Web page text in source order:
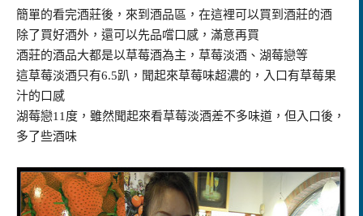
簡單的看完酒莊後，來到酒品區，在這裡可以買到酒莊的酒
除了買好酒外，還可以先品嚐口感，滿意再買
酒莊的酒品大都是以草莓酒為主，草莓淡酒、湖莓戀等
這草莓淡酒只有6.5趴，聞起來草莓味超濃的，入口有草莓果
汁的口感
湖莓戀11度，雖然聞起來看草莓淡酒差不多味道，但入口後，
多了些酒味